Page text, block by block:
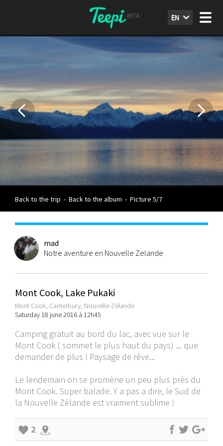
EN
Back to the trip - Back to the album - Picture 5/7
mad
Notre aventure en Nouvelle Zelande
Mont Cook, Lake Pukaki
Mont Cook, Canterbury, Nouvelle-Zélande
Saturday 18 june 2016 à 12h45
Camping gratuit au bord du lac, avec vue sur le
Mont Cook ( sommet le plus haut du pays) ... que
demander de plus ! Paysage de rêve...
Le lendemain on se promène un peu plus près du
Mont Cook. Super balade. Y a pas a dire, le Sud de
la Nouvelle Zélande est vraiment sublime !
2